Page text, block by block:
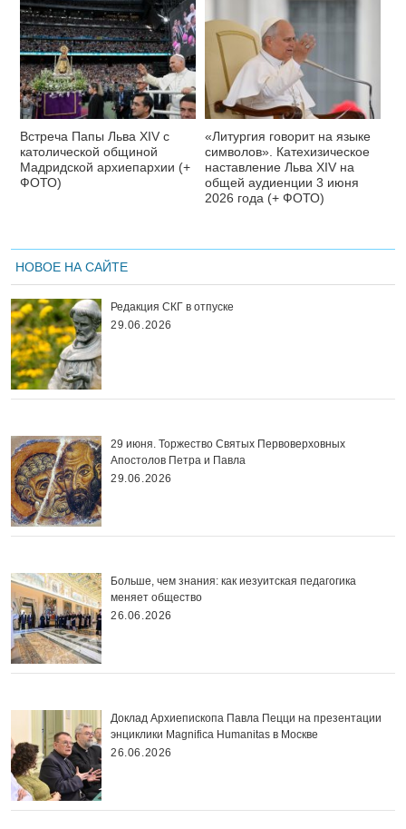
Встреча Папы Льва XIV с
католической общиной
Мадридской архиепархии (+
ФОТО)
«Литургия говорит на языке
символов». Катехизическое
наставление Льва XIV на
общей аудиенции 3 июня
2026 года (+ ФОТО)
НОВОЕ НА САЙТЕ
Редакция СКГ в отпуске
29.06.2026
29 июня. Торжество Святых Первоверховных
Апостолов Петра и Павла
29.06.2026
Больше, чем знания: как иезуитская педагогика
меняет общество
26.06.2026
Доклад Архиепископа Павла Пецци на презентации
энциклики Magnifica Нumanitas в Москве
26.06.2026